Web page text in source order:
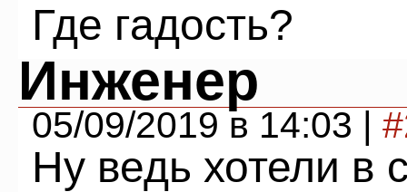
Где гадость?
Инженер
05/09/2019 в 14:03 |
Ну ведь хотели в